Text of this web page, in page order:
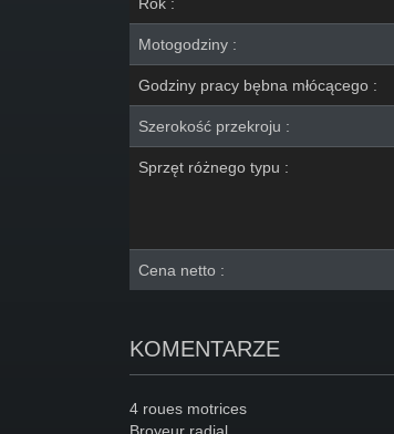
Motogodziny :
Godziny pracy bębna młócącego :
Szerokość przekroju :
Sprzęt różnego typu :
Cena netto :
KOMENTARZE
4 roues motrices